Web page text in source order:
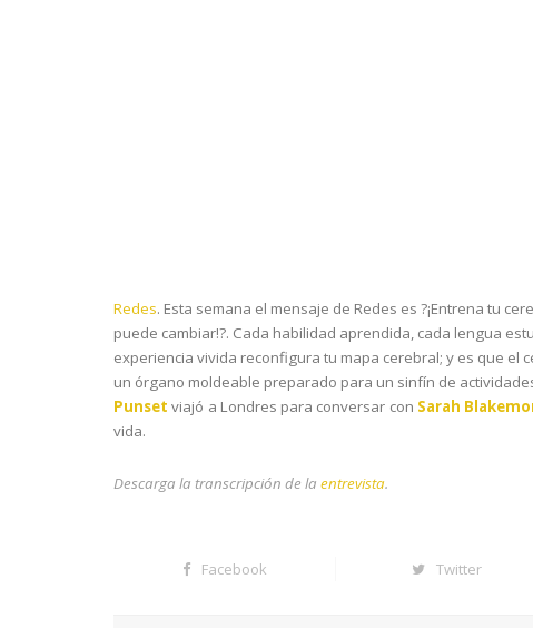
Redes. Esta semana el mensaje de Redes es ?¡Entrena tu
puede cambiar!?. Cada habilidad aprendida, cada lengua
experiencia vivida reconfigura tu mapa cerebral; y es que el
un órgano moldeable preparado para un sinfín de
Punset viajó a Londres para conversar con Sarah
vida.
Descarga la transcripción de la entrevista.
Facebook Twitter